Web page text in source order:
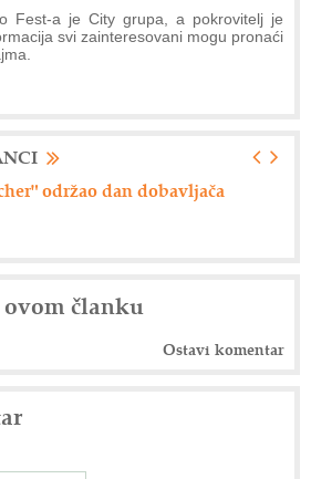
Fest-a je City grupa, a pokrovitelj je
svi zainteresovani mogu pronaći
održao dan dobavljača
članku
Ostavi komentar